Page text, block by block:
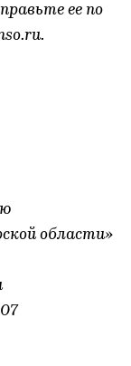
ее по
области»